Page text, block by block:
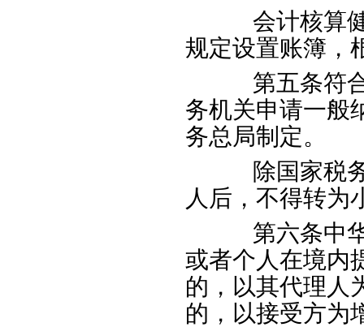
会计核算健
规定设置账簿，
第五条符合
务机关申请一般
务总局制定。
除国家税务
人后，不得转为
第六条中华
或者个人在境内
的，以其代理人
的，以接受方为